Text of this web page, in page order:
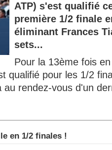
ATP) s'est qualifié
première 1/2 finale
éliminant Frances
sets...
Pour la 13ème fois
qualifié pour les 1/2
au rendez-vous d'un
en 1/2 finales !